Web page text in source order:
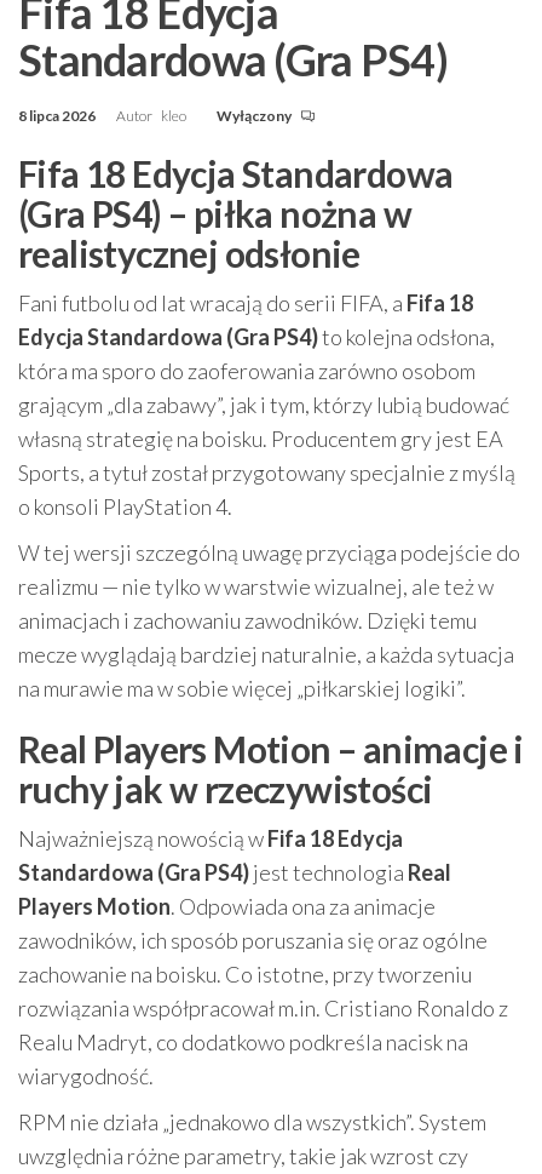
Fifa 18 Edycja
Standardowa (Gra PS4)
8 lipca 2026 Autor kleo Wyłączony
Fifa 18 Edycja Standardowa
(Gra PS4) – piłka nożna w
realistycznej odsłonie
Fani futbolu od lat wracają do serii FIFA, a Fifa 18
Edycja Standardowa (Gra PS4)to kolejna odsłona,
która ma sporo do zaoferowania zarówno osobom
grającym „dla zabawy”, jak i tym, którzy lubią budować
własną strategię na boisku. Producentem gry jest EA
Sports, a tytuł został przygotowany specjalnie z myślą
o konsoli PlayStation 4.
W tej wersji szczególną uwagę przyciąga podejście do
realizmu — nie tylko w warstwie wizualnej, ale też w
animacjach i zachowaniu zawodników. Dzięki temu
mecze wyglądają bardziej naturalnie, a każda sytuacja
na murawie ma w sobie więcej „piłkarskiej logiki”.
Real Players Motion – animacje i
ruchy jak w rzeczywistości
Najważniejszą nowością wFifa 18 Edycja
Standardowa (Gra PS4)jest technologia Real
Players Motion. Odpowiada ona za animacje
zawodników, ich sposób poruszania się oraz ogólne
zachowanie na boisku. Co istotne, przy tworzeniu
rozwiązania współpracował m.in. Cristiano Ronaldo z
Realu Madryt, co dodatkowo podkreśla nacisk na
wiarygodność.
RPM nie działa „jednakowo dla wszystkich”. System
uwzględnia różne parametry, takie jak wzrost czy